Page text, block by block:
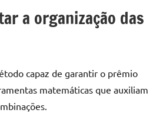
a organização das
capaz de garantir o prêmio
matemáticas que auxiliam